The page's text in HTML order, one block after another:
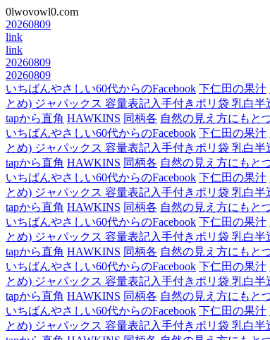
0lwovowl0.com
20260809
link
link
20260809
20260809
いちばんやさしい60代からのFacebook 下仁田の果汁
とめ) ジャパックス 容量表記入手付きポリ袋 乳白半
tapから直角 HAWKINS 同柄各 自然の見え方にもと
いちばんやさしい60代からのFacebook 下仁田の果汁
とめ) ジャパックス 容量表記入手付きポリ袋 乳白半
tapから直角 HAWKINS 同柄各 自然の見え方にもと
いちばんやさしい60代からのFacebook 下仁田の果汁
とめ) ジャパックス 容量表記入手付きポリ袋 乳白半
tapから直角 HAWKINS 同柄各 自然の見え方にもと
いちばんやさしい60代からのFacebook 下仁田の果汁
とめ) ジャパックス 容量表記入手付きポリ袋 乳白半
tapから直角 HAWKINS 同柄各 自然の見え方にもと
いちばんやさしい60代からのFacebook 下仁田の果汁
とめ) ジャパックス 容量表記入手付きポリ袋 乳白半
tapから直角 HAWKINS 同柄各 自然の見え方にもと
いちばんやさしい60代からのFacebook 下仁田の果汁
とめ) ジャパックス 容量表記入手付きポリ袋 乳白半